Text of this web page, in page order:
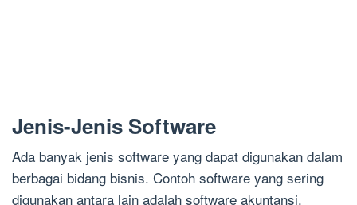
Jenis-Jenis Software
Ada banyak jenis software yang dapat digunakan dalam
berbagai bidang bisnis. Contoh software yang sering
digunakan antara lain adalah software akuntansi,